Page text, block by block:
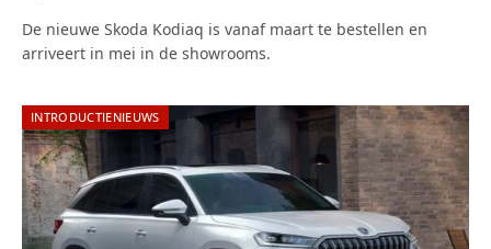
De nieuwe Skoda Kodiaq is vanaf maart te bestellen en
arriveert in mei in de showrooms.
INTRODUCTIENIEUWS